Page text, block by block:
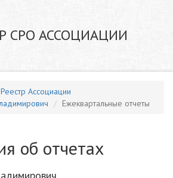
СРО АССОЦИАЦИИ
Реестр Ассоциации
Ежеквартальные отчеты
об отчетах